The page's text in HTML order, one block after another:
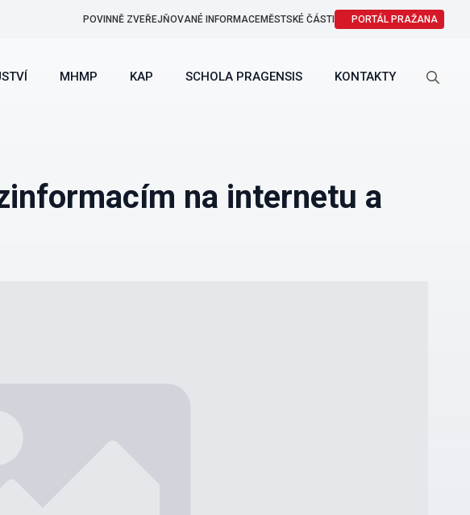
POVINNĚ ZVEŘEJŇOVANÉ INFORMACEMĚSTSKÉ ČÁSTI PORTÁL PRAŽANA
MHMP KAP SCHOLA PRAGENSIS KONTAKTY
na internetu a